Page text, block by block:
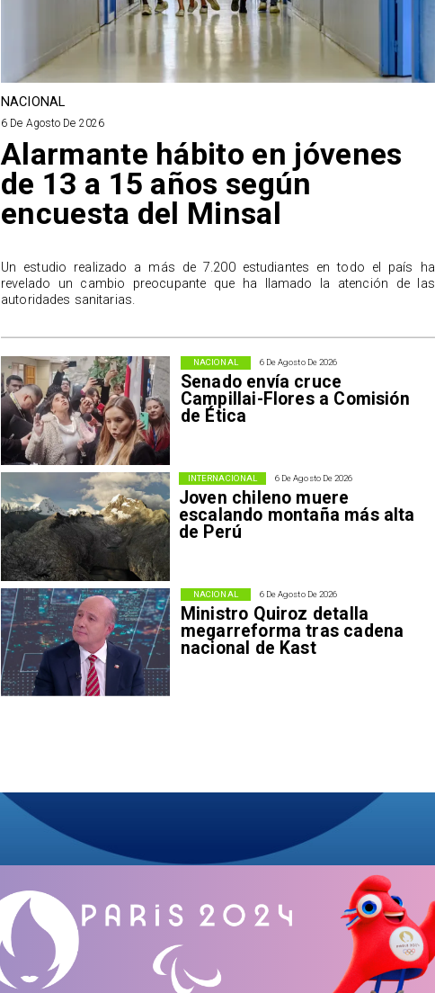
6 De Agosto De 2026
Senado envía cruce
Campillai-Flores a Comisión
de Ética
NACIONAL
6 De Agosto De 2026
Joven chileno muere
escalando montaña más alta
de Perú
INTERNACIONAL
6 De Agosto De 2026
Ministro Quiroz detalla
megarreforma tras cadena
nacional de Kast
NACIONAL
NACIONAL
6 De Agosto De 2026
Alarmante hábito en jóvenes
de 13 a 15 años según
encuesta del Minsal
Un estudio realizado a más de 7.200 estudiantes en todo el país ha
revelado un cambio preocupante que ha llamado la atención de las
autoridades sanitarias.